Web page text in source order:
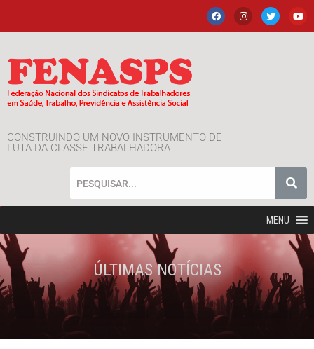
CONSTRUINDO UM NOVO INSTRUMENTO DE
LUTA DA CLASSE TRABALHADORA
MENU
ÚLTIMAS NOTÍCIAS